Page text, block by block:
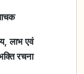
लाभ एवं
रचना